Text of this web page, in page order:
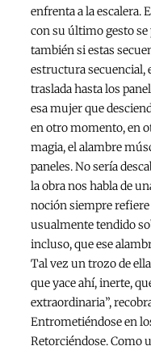
enfrenta a la escalera.
con su último gesto se
también si estas
estructura secuencial,
traslada hasta los
esa mujer que
en otro momento, en
magia, el alambre
paneles. No sería
la obra nos habla de
noción siempre
usualmente tendido
incluso, que ese
Tal vez un trozo de
que yace ahí, inerte,
extraordinaria”,
Entrometiéndose en
Retorciéndose. Como